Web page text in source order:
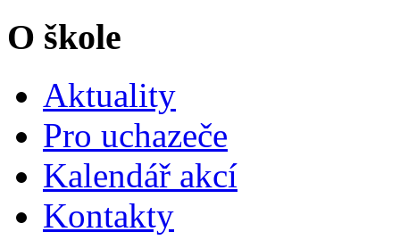
O škole
Aktuality
Pro uchazeče
Kalendář akcí
Kontakty